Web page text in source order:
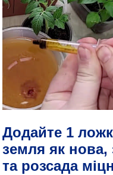
Додайте 1
земля як
та розсада